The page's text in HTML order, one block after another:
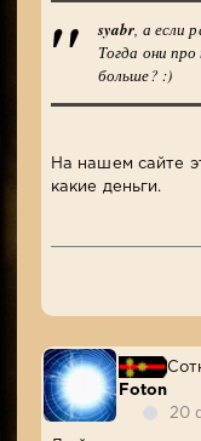
syabr, а если
Тогда они
больше? :)
На нашем сайте
какие деньги.
Foton
20